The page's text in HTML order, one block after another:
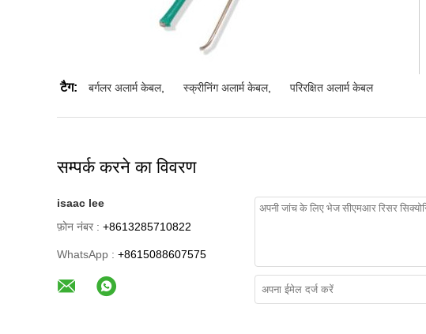
टैग: बर्गलर अलार्म केबल, स्क्रीनिंग अलार्म केबल, परिरक्षित अलार्म केबल
सम्पर्क करने का विवरण
isaac lee
फ़ोन नंबर : +8613285710822
WhatsApp : +8615088607575